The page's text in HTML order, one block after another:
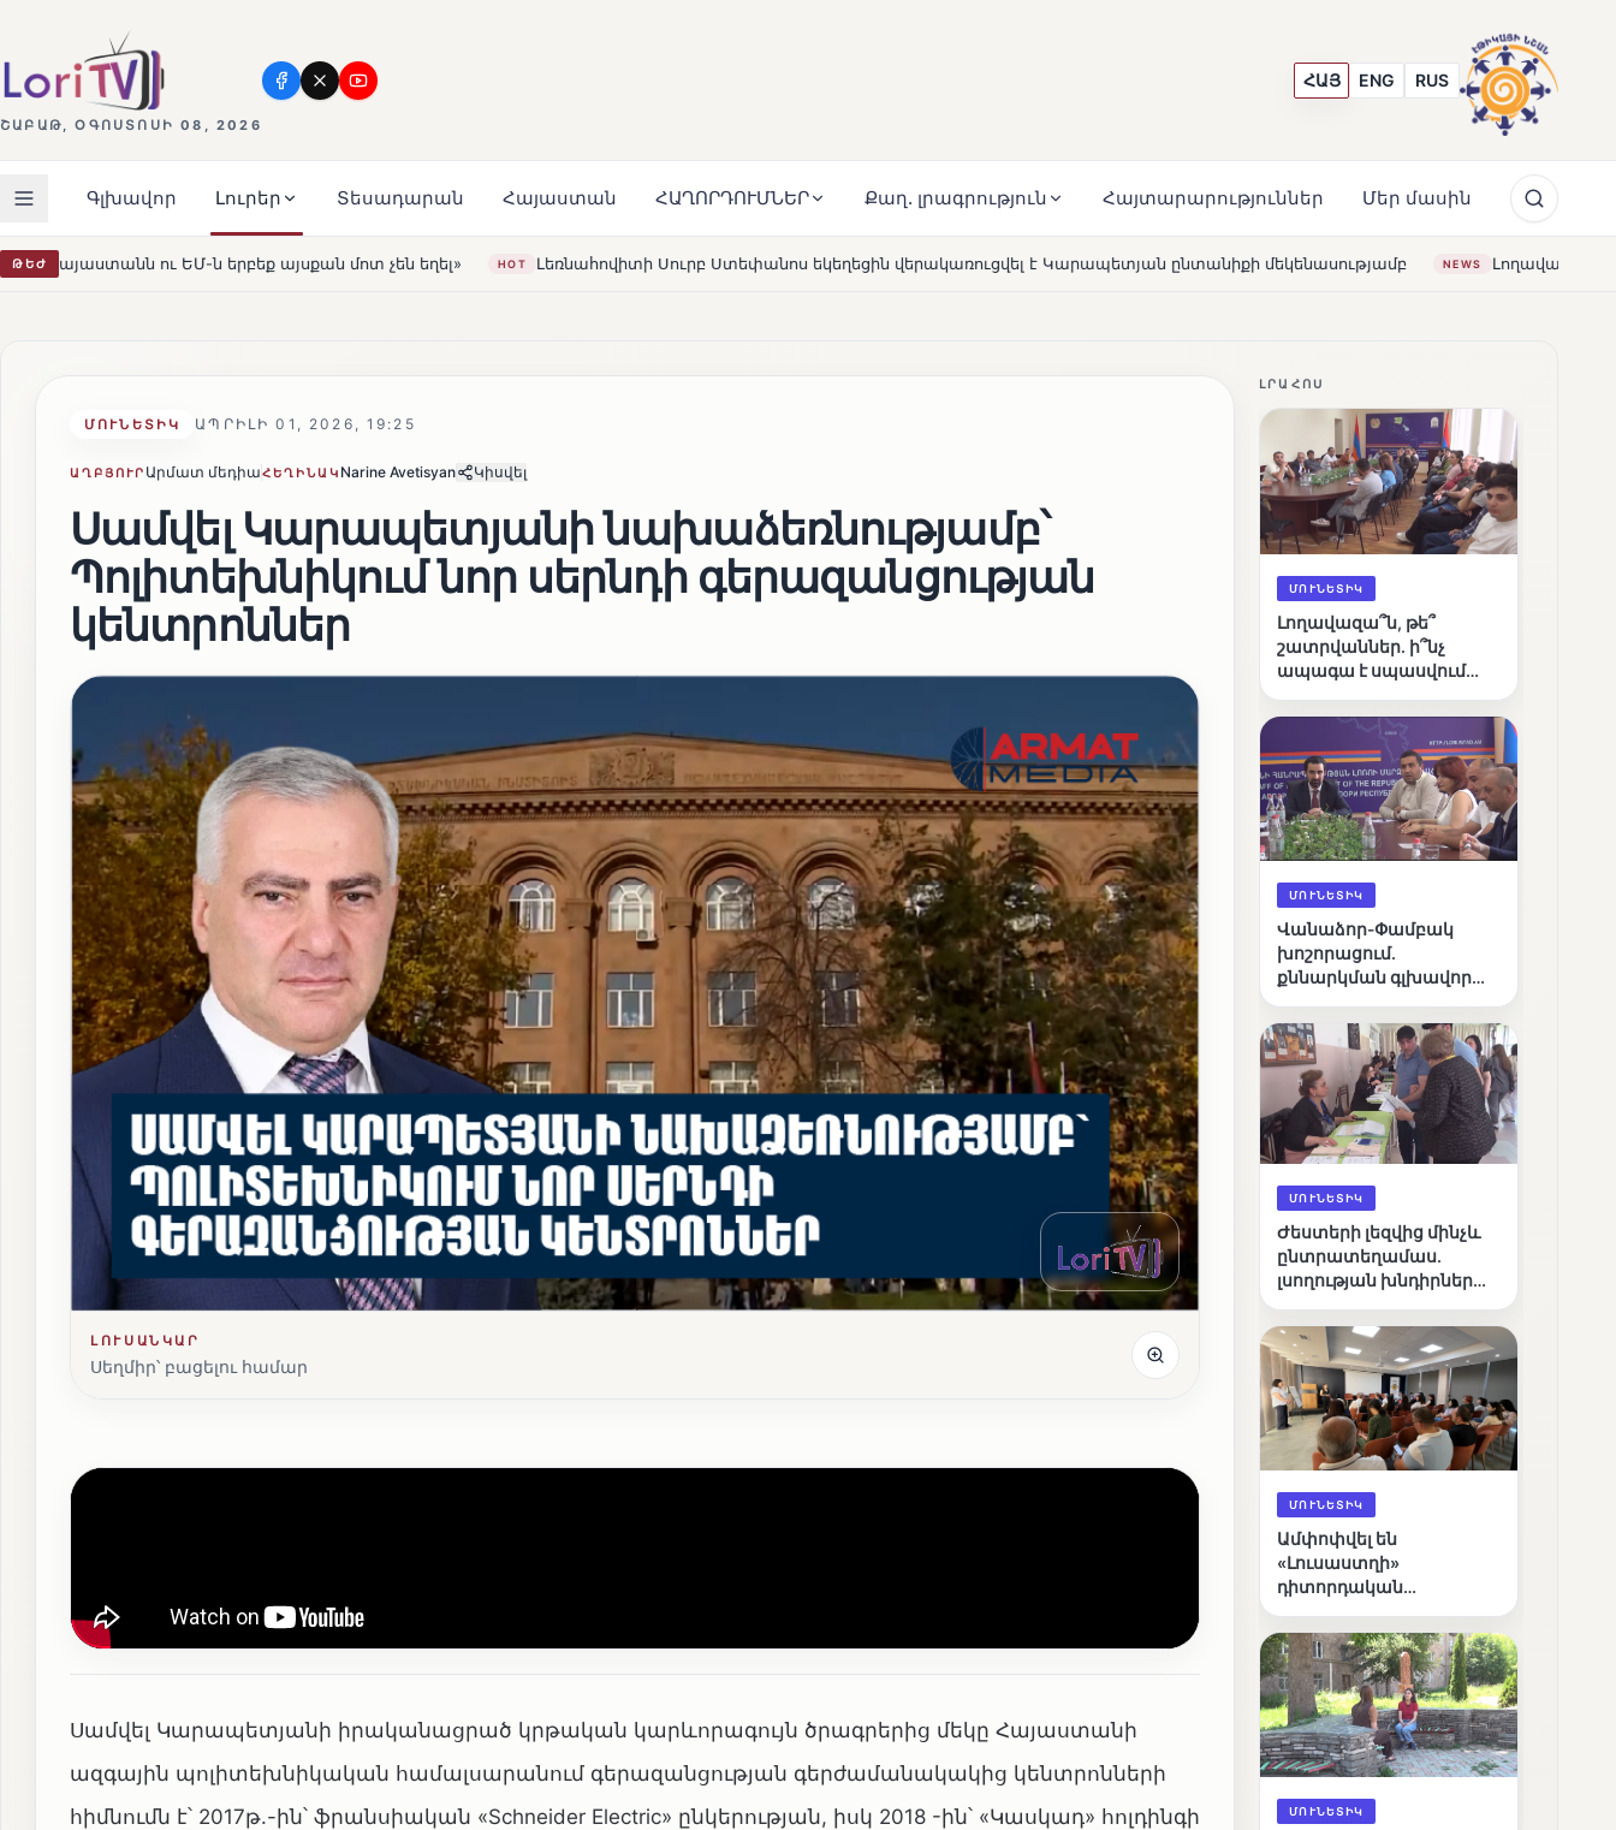
ՇԱԲԱԹ, ՕԳՈՍՏՈՍԻ 08, 2026
ՀԱՅ ENG RUS
Գլխավոր Լուրեր Տեսադարան Հայաստան ՀԱՂՈՐԴՈՒՄՆԵՐ Քաղ. լրագրություն Հայտարարություններ Մեր մասին
ԹԵԺ մոտ չեն եղել» HOT Լեռնահովիտի Սուրբ Ստեփանոս եկեղեցին վերակառուցվել է Կարապետյան ընտանիքի մեկենասությամբ NEWS Լողավազա՞ն, թե՞ շատրվաններ. ի՞նչ
ՄՈՒՆԵՏԻԿ ԱՊՐԻԼԻ 01, 2026, 19:25
ԱՂԲՅՈՒՐ Արմատ մեդիաՀԵՂԻՆԱԿ Narine Avetisyan Կիսվել
Սամվել Կարապետյանի նախաձեռնությամբ՝
Պոլիտեխնիկում նոր սերնդի գերազանցության
կենտրոններ
ԼՈՒՍԱՆԿԱՐ
Սեղմիր՝ բացելու համար
Սամվել Կարապետյանի իրականացրած կրթական կարևորագույն ծրագրերից մեկը Հայաստանի
ազգային պոլիտեխնիկական համալսարանում գերազանցության գերժամանակակից կենտրոնների
հիմնումն է՝ 2017թ.-ին՝ ֆրանսիական «Schneider Electric» ընկերության, իսկ 2018 -ին՝ «Կասկադ» հոլդինգի
ԼՐԱՀՈՍ
ՄՈՒՆԵՏԻԿ
Լողավազա՞ն, թե՞
շատրվաններ. ի՞նչ
ապագա է սպասվում
լճին
ՄՈՒՆԵՏԻԿ
Վանաձոր-Փամբակ
խոշորացում.
քննարկման գլխավոր
կառավարո՞ւմ, թե՞
քաղաքական նպատակ
ՄՈՒՆԵՏԻԿ
Ժեստերի լեզվից մինչև
ընտրատեղամաս.
լսողության խնդիրներ
ճանապարհը
ՄՈՒՆԵՏԻԿ
Ամփոփվել են
«Լուսաստղի»
դիտորդական
արդյունքները
ՄՈՒՆԵՏԻԿ